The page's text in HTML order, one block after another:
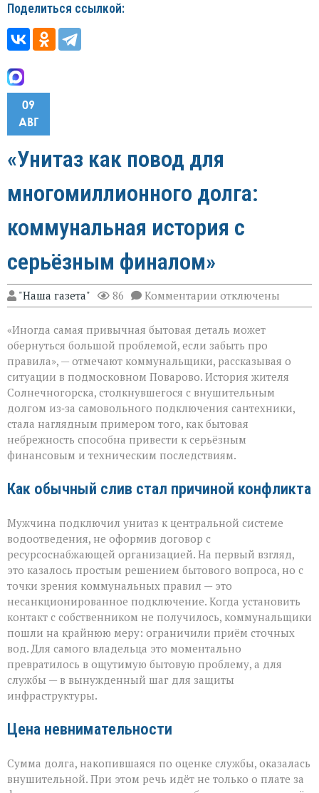
Поделиться ссылкой:
09
АВГ
«Унитаз как повод для
многомиллионного долга:
коммунальная история с
серьёзным финалом»
"Наша газета" 86 Комментарии к
записи
как
повод
долга:
коммунальная
история
с
серьёзным
финалом»
отключены
«Иногда самая привычная бытовая деталь может
обернуться большой проблемой, если забыть про
правила», — отмечают коммунальщики, рассказывая о
ситуации в подмосковном Поварово. История жителя
Солнечногорска, столкнувшегося с внушительным
долгом из‑за самовольного подключения сантехники,
стала наглядным примером того, как бытовая
небрежность способна привести к серьёзным
финансовым и техническим последствиям.
Как обычный слив стал причиной конфликта
Мужчина подключил унитаз к центральной системе
водоотведения, не оформив договор с
ресурсоснабжающей организацией. На первый взгляд,
это казалось простым решением бытового вопроса, но с
точки зрения коммунальных правил — это
несанкционированное подключение. Когда установить
контакт с собственником не получилось, коммунальщики
пошли на крайнюю меру: ограничили приём сточных
вод. Для самого владельца это моментально
превратилось в ощутимую бытовую проблему, а для
службы — в вынужденный шаг для защиты
инфраструктуры.
Цена невнимательности
Сумма долга, накопившаяся по оценке службы, оказалась
внушительной. При этом речь идёт не только о плате за